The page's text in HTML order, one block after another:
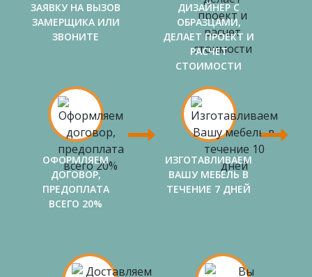
ЗАЯВКУ НА ВЫЗОВ
ЗАМЕРЩИКА ИЛИ
ЗВОНИТЕ
ДИЗАЙНЕР С
ОБРАЗЦАМИ,
ДЕЛАЕТ ПРОЕКТ И
РАСЧЕТ
СТОИМОСТИ
ОФОРМЛЯЕМ
ДОГОВОР,
ПРЕДОПЛАТА
ВСЕГО 20%
ИЗГОТАВЛИВАЕМ
ВАШУ МЕБЕЛЬ В
ТЕЧЕНИЕ 7 ДНЕЙ